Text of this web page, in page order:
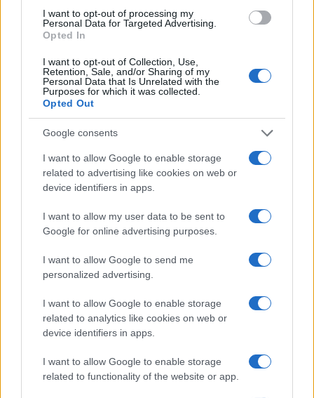
I want to opt-out of processing my
Personal Data for Targeted Advertising.
Opted In
I want to opt-out of Collection, Use,
Retention, Sale, and/or Sharing of my
Personal Data that Is Unrelated with the
Purposes for which it was collected.
Opted Out
Google consents
I want to allow Google to enable storage
related to advertising like cookies on web or
device identifiers in apps.
I want to allow my user data to be sent to
Google for online advertising purposes.
I want to allow Google to send me
personalized advertising.
I want to allow Google to enable storage
related to analytics like cookies on web or
device identifiers in apps.
I want to allow Google to enable storage
related to functionality of the website or app.
l’Europa. Un vero e proprio successo anche
secondo Marco Minniti, dunque, con buona pace
non resta altro che rosicare.
Salvatore Di Bartolo, 21 aprile 2025
Nicolaporro.it è anche su Whatsapp. È
sufficientecliccare quiper iscriversi al canale ed
#SINISTRA
Leggi i commenti
SEDUTE SATIRICHE
Vignetta del 07/08/2026